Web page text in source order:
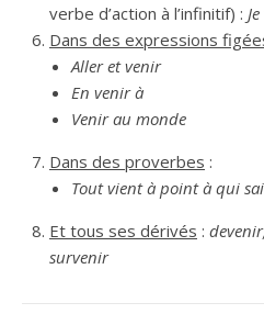
verbe d’action à l’infinitif) :
Dans des expressions
Aller et venir
En venir à
Venir au monde
Dans des proverbes :
Tout vient à point à qui
Et tous ses dérivés :
survenir